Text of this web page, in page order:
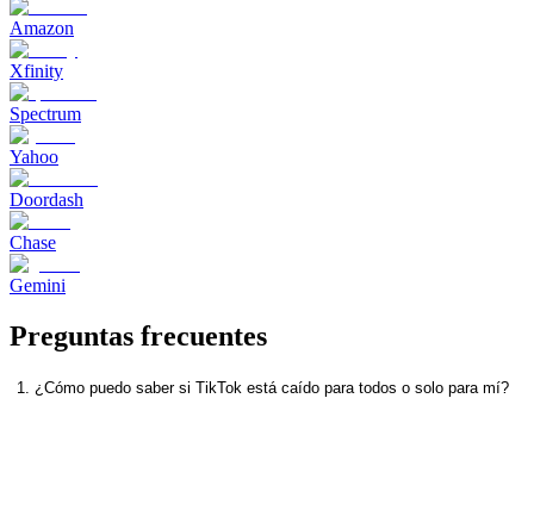
Amazon
Xfinity
Spectrum
Yahoo
Doordash
Chase
Gemini
Preguntas frecuentes
1. ¿Cómo puedo saber si TikTok está caído para todos o solo para mí?